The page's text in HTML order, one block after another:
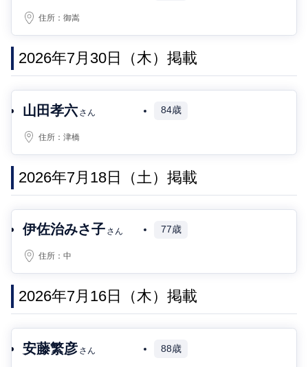
住所：御嵩
2026年7月30日（木）掲載
山田孝六 さん 84歳
住所：津橋
2026年7月18日（土）掲載
伊佐治みさ子 さん 77歳
住所：中
2026年7月16日（木）掲載
安藤繁彦 さん 88歳